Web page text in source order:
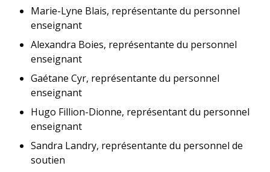
Marie-Lyne Blais, représentante du personnel
enseignant
Alexandra Boies, représentante du personnel
enseignant
Gaétane Cyr, représentante du personnel
enseignant
Hugo Fillion-Dionne, représentant du personnel
enseignant
Sandra Landry, représentante du personnel de
soutien